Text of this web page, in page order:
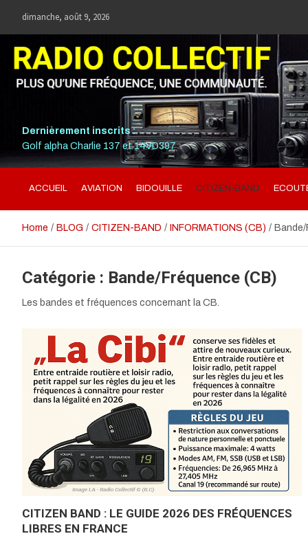
content
dimanche, août 9, 2026
RADIO COLLECTIF
PLUS QU'UNE FRÉQUENCE, UNE COMMUNAUTÉ.
Dernièrement inscrits :
Golf alpha Charlie 137 et 14VD397
ACCUEIL AVIATION BIDOUILLE CITIZEN-BAND
Home BLOG CITIZEN-BAND INFORMATIONS (CB)
Catégorie : Bande/Fréquence (CB)
Les bandes et fréquences concernant la CB.
CITIZEN BAND : LE GUIDE 2026 DES FRÉQUENCES
LIBRES EN FRANCE